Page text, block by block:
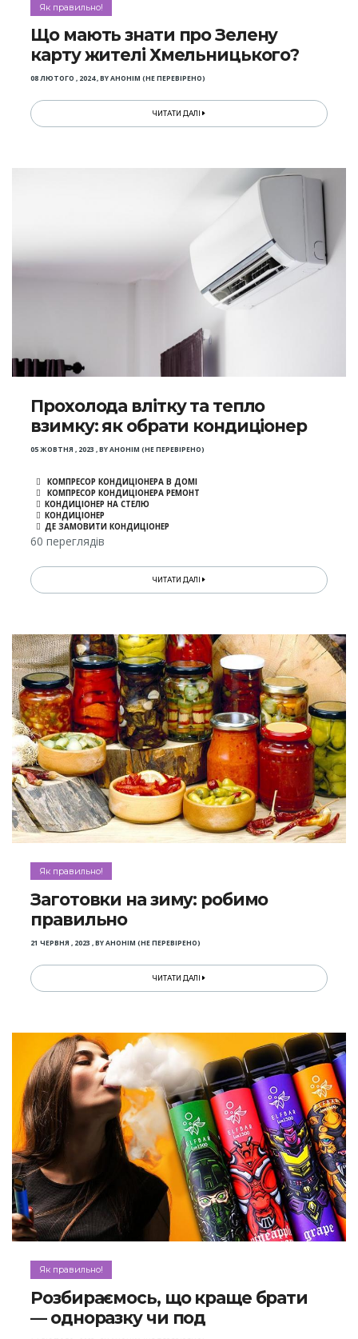
Як правильно!
Що мають знати про Зелену
карту жителі Хмельницького?
08 ЛЮТОГО , 2024,BYАНОНІМ (НЕ ПЕРЕВІРЕНО)
ЧИТАТИ ДАЛІ
Прохолода влітку та тепло
взимку: як обрати кондиціонер
05 ЖОВТНЯ , 2023 ,BYАНОНІМ (НЕ ПЕРЕВІРЕНО)
КОМПРЕСОР КОНДИЦІОНЕРА В ДОМІ
КОМПРЕСОР КОНДИЦІОНЕРА РЕМОНТ
КОНДИЦІОНЕР НА СТЕЛЮ
КОНДИЦІОНЕР
ДЕ ЗАМОВИТИ КОНДИЦІОНЕР
60 переглядів
ЧИТАТИ ДАЛІ
Як правильно!
Заготовки на зиму: робимо
правильно
21 ЧЕРВНЯ , 2023 ,BYАНОНІМ (НЕ ПЕРЕВІРЕНО)
ЧИТАТИ ДАЛІ
Як правильно!
Розбираємось, що краще брати
— одноразку чи под